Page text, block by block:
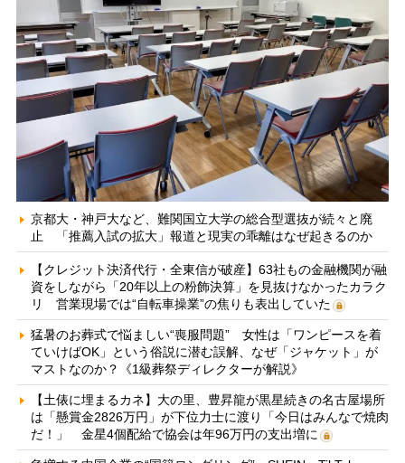
京都大・神戸大など、難関国立大学の総合型選抜が続々と廃
止 「推薦入試の拡大」報道と現実の乖離はなぜ起きるのか
【クレジット決済代行・全東信が破産】63社もの金融機関が融
資をしながら「20年以上の粉飾決算」を見抜けなかったカラク
リ 営業現場では“自転車操業”の焦りも表出していた
猛暑のお葬式で悩ましい“喪服問題” 女性は「ワンピースを着
ていけばOK」という俗説に潜む誤解、なぜ「ジャケット」が
マストなのか？《1級葬祭ディレクターが解説》
【土俵に埋まるカネ】大の里、豊昇龍が黒星続きの名古屋場所
は「懸賞金2826万円」が下位力士に渡り「今日はみんなで焼肉
だ！」 金星4個配給で協会は年96万円の支出増に